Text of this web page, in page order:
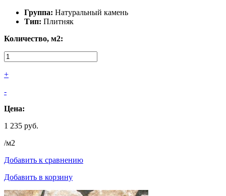
Группа: Натуральный камень
Тип: Плитняк
Количество, м2:
+
-
Цена:
1 235 руб.
/м2
Добавить к сравнению
Добавить в корзину